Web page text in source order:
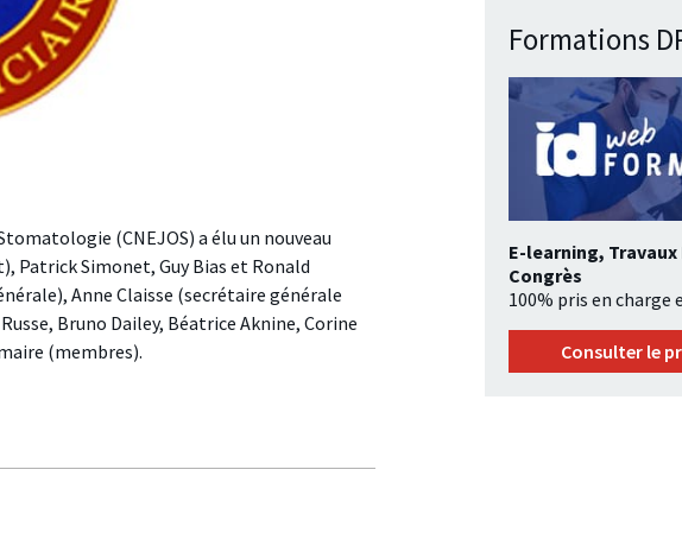
(CNEJOS) a élu un nouveau
Patrick Simonet, Guy Bias et Ronald
Anne Claisse (secrétaire générale
Bruno Dailey, Béatrice Aknine, Corine
(membres).
Formations
E-learning,
Congrès
100% pris en charge
Consulter le